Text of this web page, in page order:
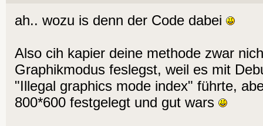
ah.. wozu is denn der Code dabei
Also cih kapier deine methode zwar
Graphikmodus feslegst, weil es mit
"Illegal graphics mode index" führte,
800*600 festgelegt und gut wars